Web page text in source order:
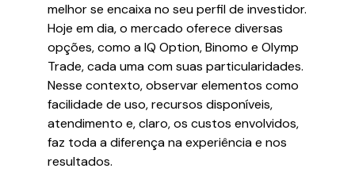
melhor se encaixa no seu perfil de investidor.
Hoje em dia, o mercado oferece diversas
opções, como a IQ Option, Binomo e Olymp
Trade, cada uma com suas particularidades.
Nesse contexto, observar elementos como
facilidade de uso, recursos disponíveis,
atendimento e, claro, os custos envolvidos,
faz toda a diferença na experiência e nos
resultados.